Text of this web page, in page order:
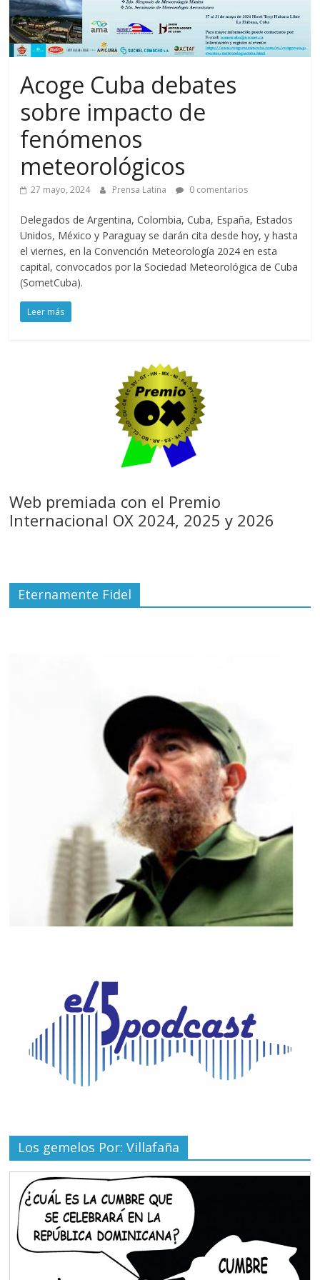
Acoge Cuba debates
sobre impacto de
fenómenos
meteorológicos
27 mayo, 2024 Prensa Latina 0 comentarios
Delegados de Argentina, Colombia, Cuba, España, Estados
Unidos, México y Paraguay se darán cita desde hoy, y hasta
el viernes, en la Convención Meteorología 2024 en esta
capital, convocados por la Sociedad Meteorológica de Cuba
(SometCuba).
Leer más
Web premiada con el Premio
Internacional OX 2024, 2025 y 2026
Eternamente Fidel
Los gemelos Por: Villafaña